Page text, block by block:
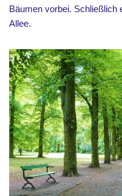
Bäumen vorbei. Schließlich
Allee.